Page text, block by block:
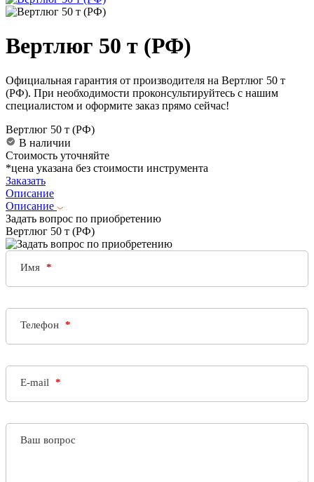
Вертлюг 50 т (РФ)
Официальная гарантия от производителя на Вертлюг 50 т
(РФ). При необходимости проконсультируйтесь с нашим
специалистом и оформите заказ прямо сейчас!
Вертлюг 50 т (РФ)
В наличии
Стоимость уточняйте
*цена указана без стоимости инструмента
Заказать
Описание
Описание
Задать вопрос по приобретению
Вертлюг 50 т (РФ)
Имя
Телефон
E-mail
Ваш вопрос